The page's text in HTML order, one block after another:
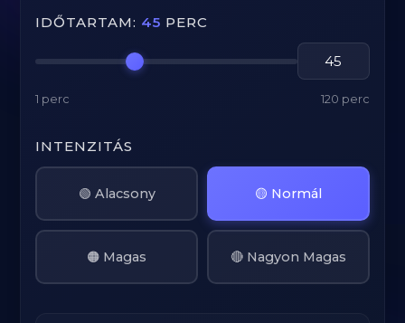
IDŐTARTAM: 45 PERC
1 perc 120 perc
INTENZITÁS
🟢 Alacsony 🟡 Normál
🟠 Magas 🔴 Nagyon Magas